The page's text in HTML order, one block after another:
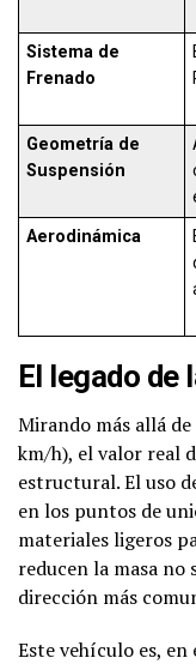
Sistema de
Frenado
Geometría de
Suspensión
Aerodinámica
El legado de
Mirando más allá
km/h), el valor real
estructural. El uso
en los puntos de
materiales ligeros
reducen la masa no
dirección más
Este vehículo es, en